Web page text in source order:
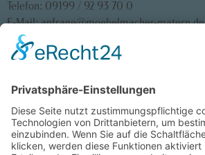
Telefon: 09199 / 92 93 70 0
E-Mail:anfrage@moebelmacher-matern.de
Impressum
Teilnahmebedingungen Gewinnspiel
Datenschutz
Cookie-Einstellungen